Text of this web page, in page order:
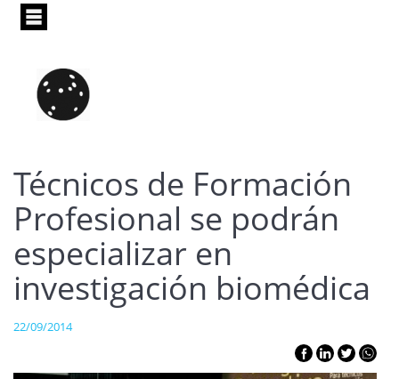
Pasar
principal
Técnicos de Formación
Profesional se podrán
especializar en
investigación biomédica
22/09/2014